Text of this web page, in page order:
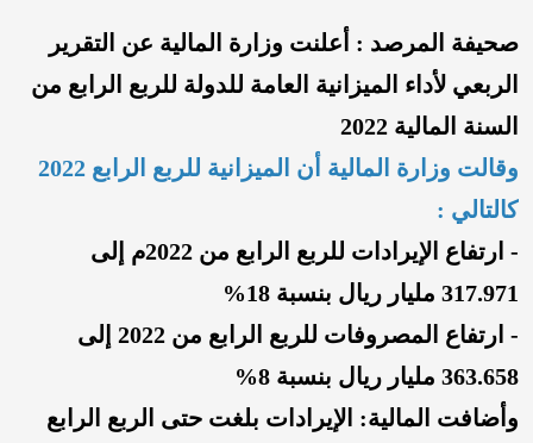
صحيفة المرصد : أعلنت وزارة المالية عن التقرير
الربعي لأداء الميزانية العامة للدولة للربع الرابع من
السنة المالية 2022
وقالت وزارة المالية أن الميزانية للربع الرابع 2022
كالتالي :
-
ارتفاع الإيرادات للربع الرابع من 2022م إلى
317.971 مليار ريال بنسبة 18%
-
ارتفاع المصروفات للربع الرابع من 2022 إلى
363.658 مليار ريال بنسبة 8%
وأضافت المالية: الإيرادات بلغت حتى الربع الرابع